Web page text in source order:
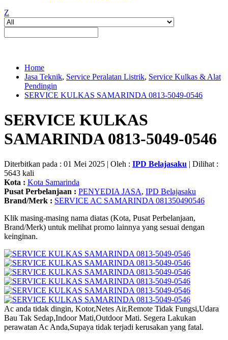
Z
Home
Jasa Teknik, Service Peralatan Listrik, Service Kulkas & Alat
Pendingin
SERVICE KULKAS SAMARINDA 0813-5049-0546
SERVICE KULKAS
SAMARINDA 0813-5049-0546
Diterbitkan pada : 01 Mei 2025 | Oleh : IPD Belajasaku | Dilihat :
5643 kali
Kota : Kota Samarinda
Pusat Perbelanjaan : PENYEDIA JASA, IPD Belajasaku
Brand/Merk : SERVICE AC SAMARINDA 081350490546
Klik masing-masing nama diatas (Kota, Pusat Perbelanjaan,
Brand/Merk) untuk melihat promo lainnya yang sesuai dengan
keinginan.
Ac anda tidak dingin, Kotor,Netes Air,Remote Tidak Fungsi,Udara
Bau Tak Sedap,Indoor Mati,Outdoor Mati. Segera Lakukan
perawatan Ac Anda,Supaya tidak terjadi kerusakan yang fatal.